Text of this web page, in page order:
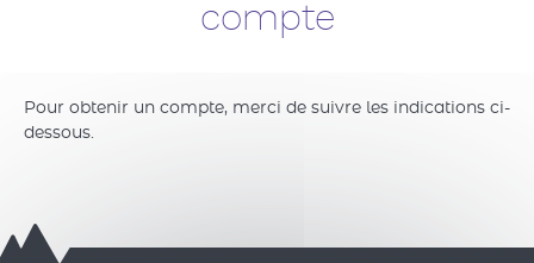
compte
Pour obtenir un compte, merci de suivre les indications ci-
dessous.